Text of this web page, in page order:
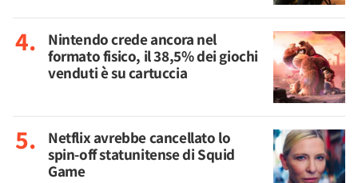
Nintendo crede ancora nel
formato fisico, il 38,5% dei giochi
venduti è su cartuccia
Netflix avrebbe cancellato lo
spin-off statunitense di Squid
Game